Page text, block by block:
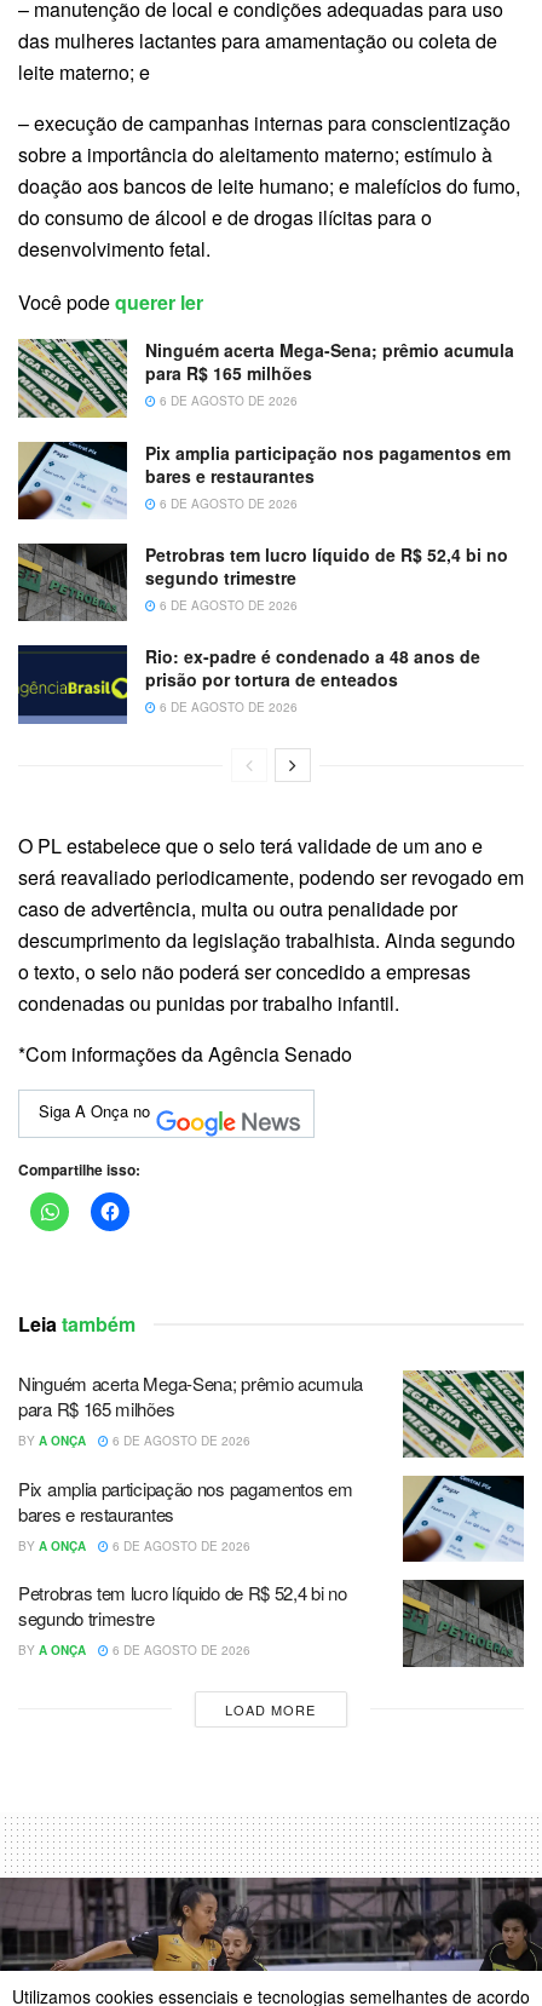
– manutenção de local e condições adequadas para uso
das mulheres lactantes para amamentação ou coleta de
leite materno; e
– execução de campanhas internas para conscientização
sobre a importância do aleitamento materno; estímulo à
doação aos bancos de leite humano; e malefícios do fumo,
do consumo de álcool e de drogas ilícitas para o
desenvolvimento fetal.
Você podequerer ler
Ninguém acerta Mega-Sena; prêmio acumula
para R$ 165 milhões
6 DE AGOSTO DE 2026
Pix amplia participação nos pagamentos em
bares e restaurantes
6 DE AGOSTO DE 2026
Petrobras tem lucro líquido de R$ 52,4 bi no
segundo trimestre
6 DE AGOSTO DE 2026
Rio: ex-padre é condenado a 48 anos de
prisão por tortura de enteados
6 DE AGOSTO DE 2026
O PL estabelece que o selo terá validade de um ano e
será reavaliado periodicamente, podendo ser revogado em
caso de advertência, multa ou outra penalidade por
descumprimento da legislação trabalhista. Ainda segundo
o texto, o selo não poderá ser concedido a empresas
condenadas ou punidas por trabalho infantil.
*Com informações da Agência Senado
Siga A Onça no
Compartilhe isso:
Leiatambém
Ninguém acerta Mega-Sena; prêmio acumula
para R$ 165 milhões
BY A ONÇA 6 DE AGOSTO DE 2026
Pix amplia participação nos pagamentos em
bares e restaurantes
BY A ONÇA 6 DE AGOSTO DE 2026
Petrobras tem lucro líquido de R$ 52,4 bi no
segundo trimestre
BY A ONÇA 6 DE AGOSTO DE 2026
LOAD MORE
Utilizamos cookies essenciais e tecnologias semelhantes de acordo